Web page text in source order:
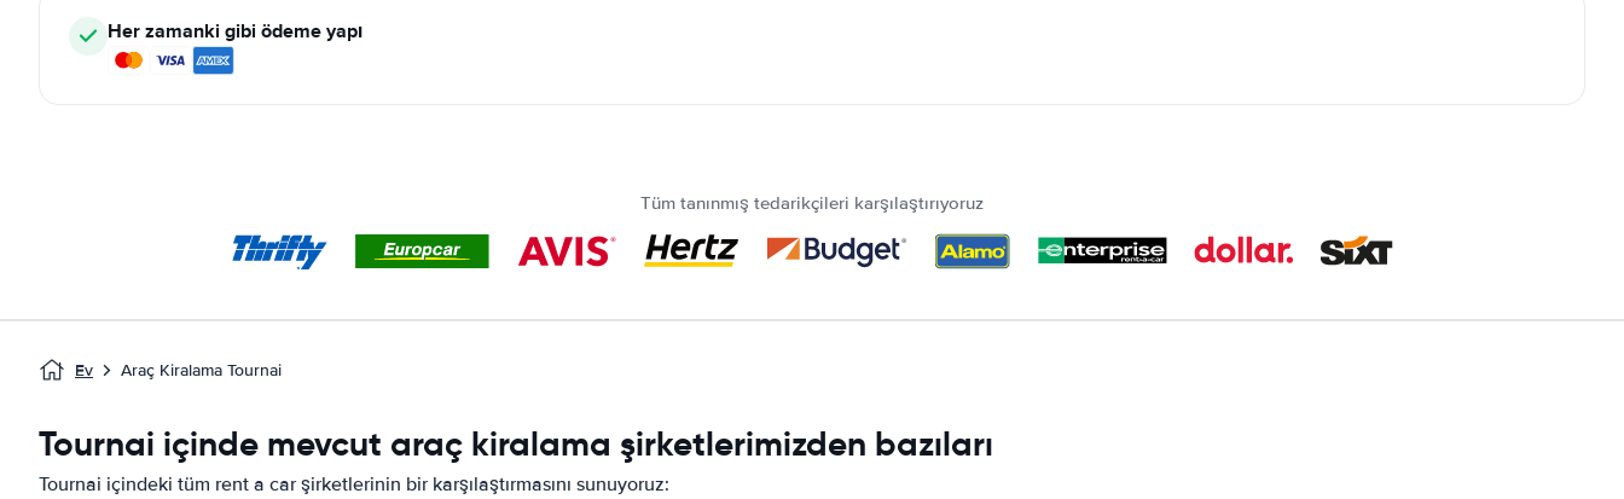
Her zamanki gibi ödeme yapı
Tüm tanınmış tedarikçileri karşılaştırıyoruz
Ev Araç Kiralama Tournai
Tournai içinde mevcut araç kiralama şirketlerimizden bazıları
Tournai içindeki tüm rent a car şirketlerinin bir karşılaştırmasını sunuyoruz: